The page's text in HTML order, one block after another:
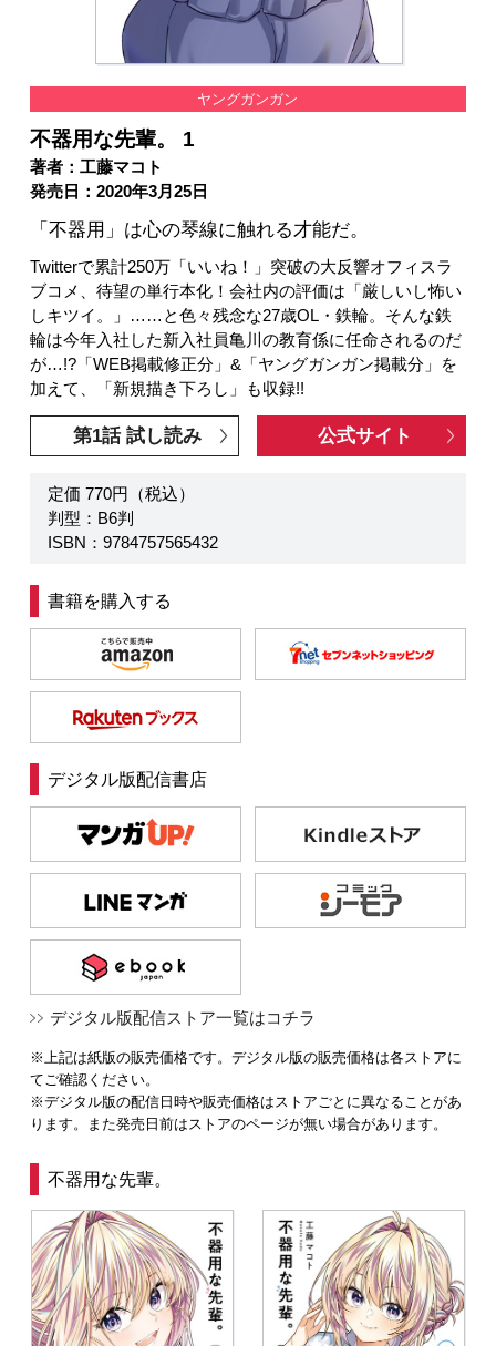
ヤングガンガン
不器用な先輩。 1
著者：工藤マコト
発売日：2020年3月25日
「不器用」は心の琴線に触れる才能だ。
Twitterで累計250万「いいね！」突破の大反響オフィスラ
ブコメ、待望の単行本化！会社内の評価は「厳しいし怖い
しキツイ。」……と色々残念な27歳OL・鉄輪。そんな鉄
輪は今年入社した新入社員亀川の教育係に任命されるのだ
が…!?「WEB掲載修正分」&「ヤングガンガン掲載分」を
加えて、「新規描き下ろし」も収録!!
第1話 試し読み 公式サイト
定価 770円（税込）
判型：B6判
ISBN：9784757565432
書籍を購入する
デジタル版配信書店
デジタル版配信ストア一覧はコチラ
※上記は紙版の販売価格です。デジタル版の販売価格は各ストアに
てご確認ください。
※デジタル版の配信日時や販売価格はストアごとに異なることがあ
ります。また発売日前はストアのページが無い場合があります。
不器用な先輩。